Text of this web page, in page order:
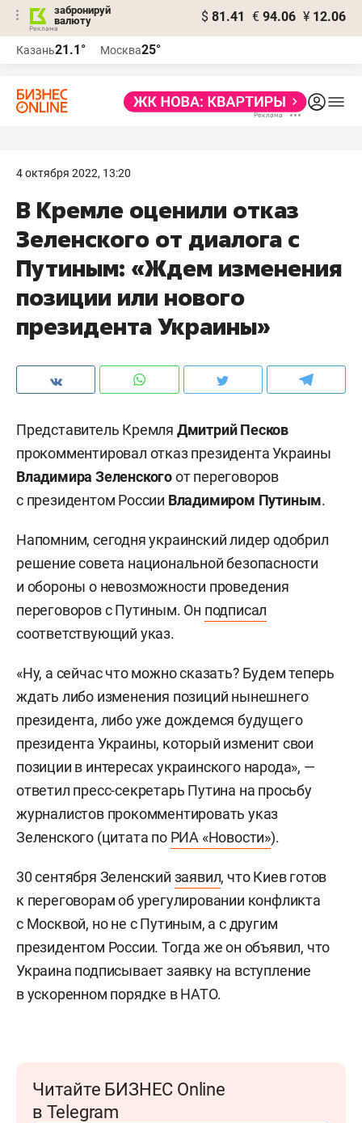
забронируй
валюту
$ 81.41 € 94.06 ¥ 12.06
Казань21.1° Москва25°
4 октября 2022, 13:20
В Кремле оценили отказ
Зеленского от диалога с
Путиным: «Ждем изменения
позиции или нового
президента Украины»
Представитель Кремля Дмитрий Песков
прокомментировал отказ президента Украины
Владимира Зеленскогоот переговоров
с президентом России Владимиром Путиным.
Напомним, сегодня украинский лидер одобрил
решение совета национальной безопасности
и обороны о невозможности проведения
переговоров с Путиным. Он подписал
соответствующий указ.
«Ну, а сейчас что можно сказать? Будем теперь
ждать либо изменения позиций нынешнего
президента, либо уже дождемся будущего
президента Украины, который изменит свои
позиции в интересах украинского народа», —
ответил пресс-секретарь Путина на просьбу
журналистов прокомментировать указ
Зеленского (цитата по РИА «Новости»).
30 сентября Зеленский заявил, что Киев готов
к переговорам об урегулировании конфликта
с Москвой, но не с Путиным, а с другим
президентом России. Тогда же он объявил, что
Украина подписывает заявку на вступление
в ускоренном порядке в НАТО.
Читайте БИЗНЕС Online
в Telegram